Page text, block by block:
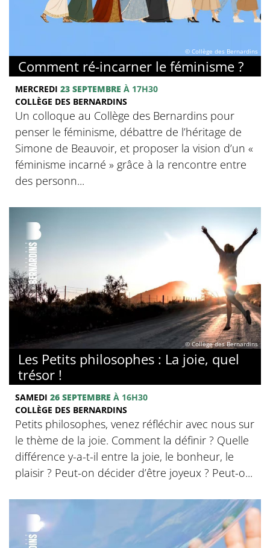
© Collège des Bernardins
Comment ré-incarner le féminisme ?
MERCREDI 23 SEPTEMBRE À 17H30
COLLÈGE DES BERNARDINS
Un colloque au Collège des Bernardins pour
penser le féminisme, débattre de l’héritage de
Simone de Beauvoir, et proposer la vision d’un «
féminisme incarné » grâce à la rencontre entre
des personn...
© Collège des Bernardins
Les Petits philosophes : La joie, quel
trésor !
SAMEDI 26 SEPTEMBRE À 16H30
COLLÈGE DES BERNARDINS
Petits philosophes, venez réfléchir avec nous sur
le thème de la joie. Comment la définir ? Quelle
différence y-a-t-il entre la joie, le bonheur, le
plaisir ? Peut-on décider d’être joyeux ? Peut-o...